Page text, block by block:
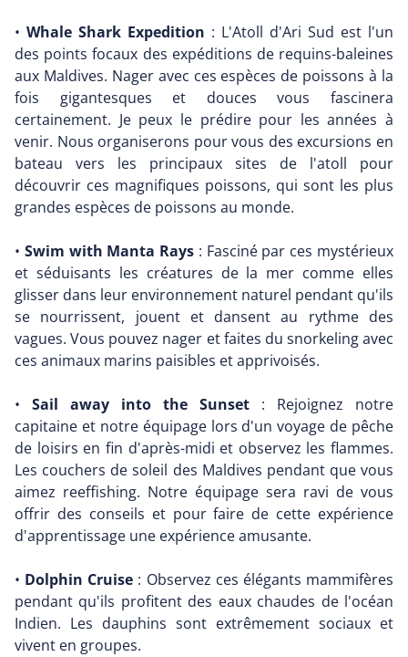
• Whale Shark Expedition : L'Atoll d'Ari Sud est l'un
des points focaux des expéditions de requins-baleines
aux Maldives. Nager avec ces espèces de poissons à la
fois gigantesques et douces vous fascinera
certainement. Je peux le prédire pour les années à
venir. Nous organiserons pour vous des excursions en
bateau vers les principaux sites de l'atoll pour
découvrir ces magnifiques poissons, qui sont les plus
grandes espèces de poissons au monde.
• Swim with Manta Rays : Fasciné par ces mystérieux
et séduisants les créatures de la mer comme elles
glisser dans leur environnement naturel pendant qu'ils
se nourrissent, jouent et dansent au rythme des
vagues. Vous pouvez nager et faites du snorkeling avec
ces animaux marins paisibles et apprivoisés.
• Sail away into the Sunset : Rejoignez notre
capitaine et notre équipage lors d'un voyage de pêche
de loisirs en fin d'après-midi et observez les flammes.
Les couchers de soleil des Maldives pendant que vous
aimez reeffishing. Notre équipage sera ravi de vous
offrir des conseils et pour faire de cette expérience
d'apprentissage une expérience amusante.
• Dolphin Cruise : Observez ces élégants mammifères
pendant qu'ils profitent des eaux chaudes de l'océan
Indien. Les dauphins sont extrêmement sociaux et
vivent en groupes.